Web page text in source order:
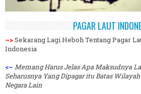
PAGAR LAUT
~>Sekarang Lagi Heboh Tentang Pagar
Indonesia
<~ Memang Harus Jelas Apa Maksudnya
Seharusnya Yang Dipagar itu Batas
Negara Lain